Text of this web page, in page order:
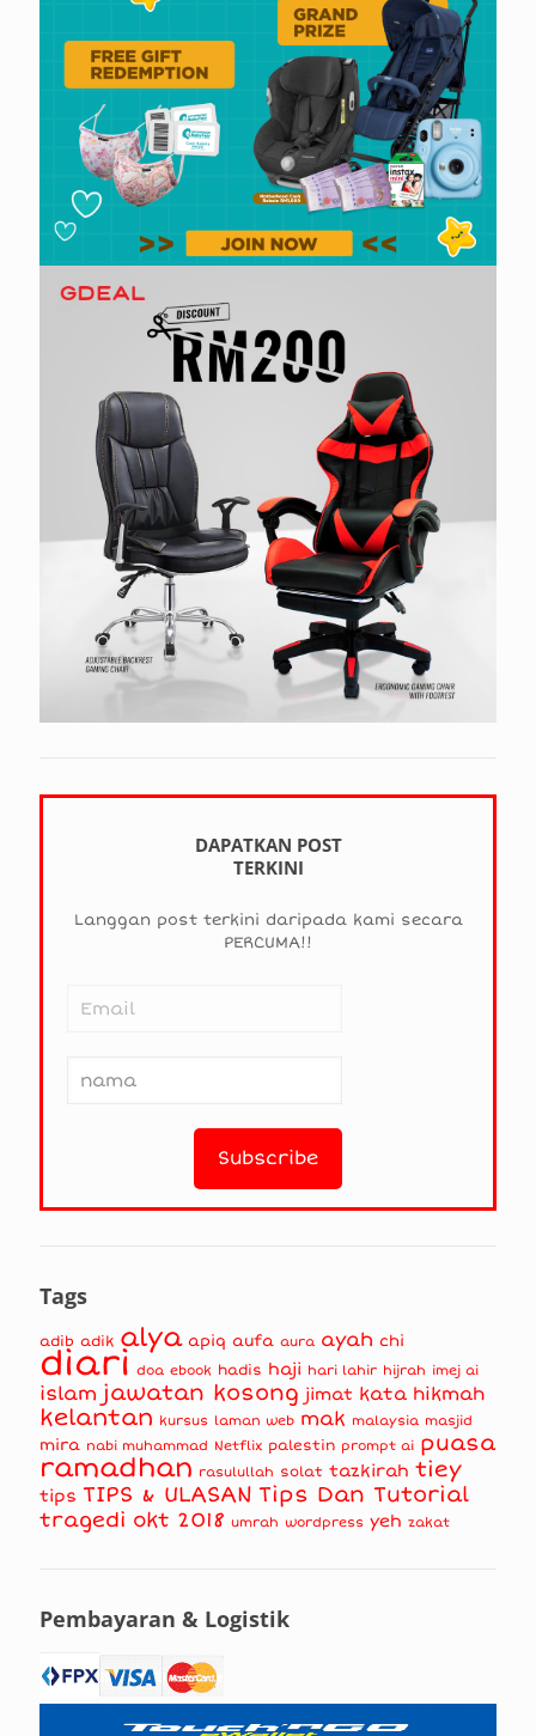
DAPATKAN POST
TERKINI
Langgan post terkini daripada kami secara
PERCUMA!!
Tags
adib adik alya apiq aufa aura ayah chi
diari doa ebook hadis haji hari lahir hijrah imej ai
islam jawatan kosong jimat kata hikmah
kelantan kursus laman web mak malaysia masjid
mira nabi muhammad Netflix palestin prompt ai puasa
ramadhan rasulullah solat tazkirah tiey
tips TIPS & ULASAN Tips Dan Tutorial
tragedi okt 2018 umrah wordpress yeh zakat
Pembayaran & Logistik